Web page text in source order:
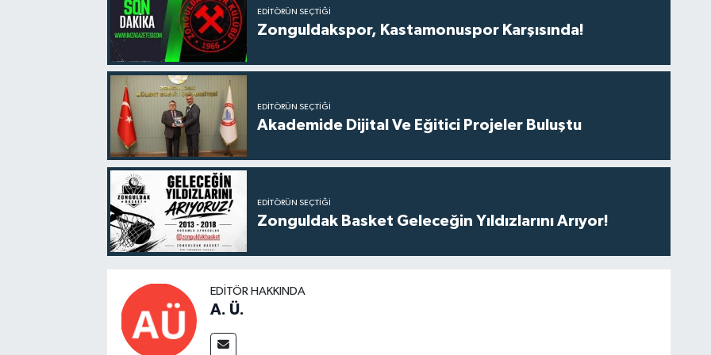
EDITÖRÜN SEÇTIĞI
Zonguldakspor, Kastamonuspor Karşısında!
EDITÖRÜN SEÇTIĞI
Akademide Dijital Ve Eğitici Projeler Buluştu
EDITÖRÜN SEÇTIĞI
Zonguldak Basket Geleceğin Yıldızlarını Arıyor!
EDITÖR HAKKINDA
A. Ü.